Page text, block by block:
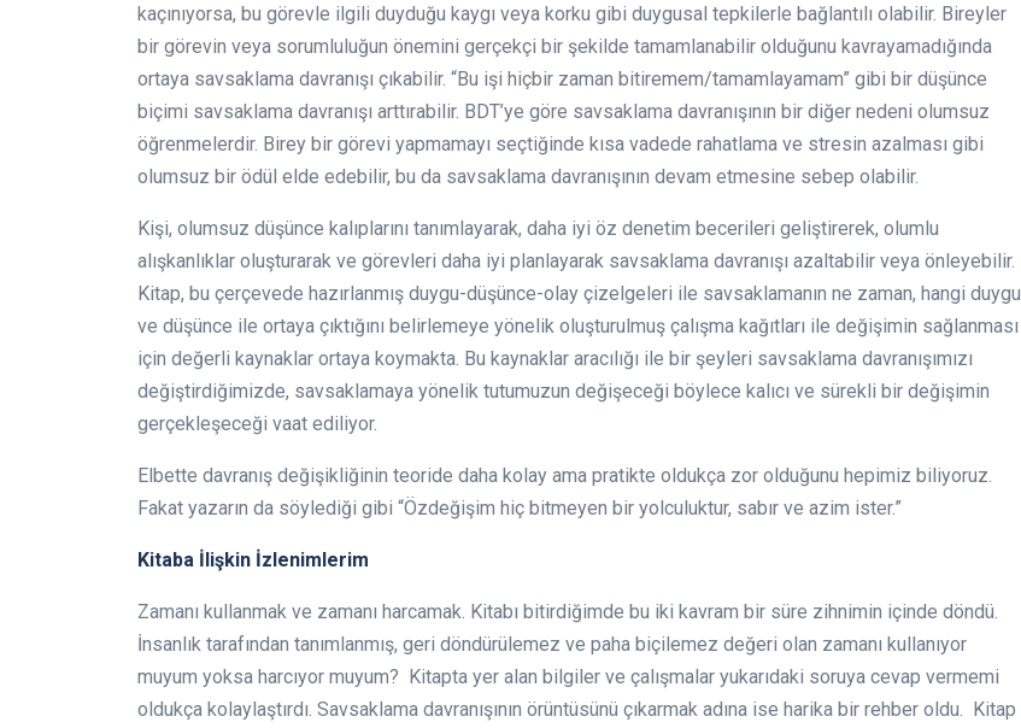
kaçınıyorsa, bu görevle ilgili duyduğu kaygı veya korku gibi duygusal tepkilerle bağlantılı olabilir. Bireyler
bir görevin veya sorumluluğun önemini gerçekçi bir şekilde tamamlanabilir olduğunu kavrayamadığında
ortaya savsaklama davranışı çıkabilir. “Bu işi hiçbir zaman bitiremem/tamamlayamam” gibi bir düşünce
biçimi savsaklama davranışı arttırabilir. BDT’ye göre savsaklama davranışının bir diğer nedeni olumsuz
öğrenmelerdir. Birey bir görevi yapmamayı seçtiğinde kısa vadede rahatlama ve stresin azalması gibi
olumsuz bir ödül elde edebilir, bu da savsaklama davranışının devam etmesine sebep olabilir.
Kişi, olumsuz düşünce kalıplarını tanımlayarak, daha iyi öz denetim becerileri geliştirerek, olumlu
alışkanlıklar oluşturarak ve görevleri daha iyi planlayarak savsaklama davranışı azaltabilir veya önleyebilir.
Kitap, bu çerçevede hazırlanmış duygu-düşünce-olay çizelgeleri ile savsaklamanın ne zaman, hangi duygu
ve düşünce ile ortaya çıktığını belirlemeye yönelik oluşturulmuş çalışma kağıtları ile değişimin sağlanması
için değerli kaynaklar ortaya koymakta. Bu kaynaklar aracılığı ile bir şeyleri savsaklama davranışımızı
değiştirdiğimizde, savsaklamaya yönelik tutumuzun değişeceği böylece kalıcı ve sürekli bir değişimin
gerçekleşeceği vaat ediliyor.
Elbette davranış değişikliğinin teoride daha kolay ama pratikte oldukça zor olduğunu hepimiz biliyoruz.
Fakat yazarın da söylediği gibi “Özdeğişim hiç bitmeyen bir yolculuktur, sabır ve azim ister.”
Kitaba İlişkin İzlenimlerim
Zamanı kullanmak ve zamanı harcamak. Kitabı bitirdiğimde bu iki kavram bir süre zihnimin içinde döndü.
İnsanlık tarafından tanımlanmış, geri döndürülemez ve paha biçilemez değeri olan zamanı kullanıyor
muyum yoksa harcıyor muyum? Kitapta yer alan bilgiler ve çalışmalar yukarıdaki soruya cevap vermemi
oldukça kolaylaştırdı. Savsaklama davranışının örüntüsünü çıkarmak adına ise harika bir rehber oldu. Kitap